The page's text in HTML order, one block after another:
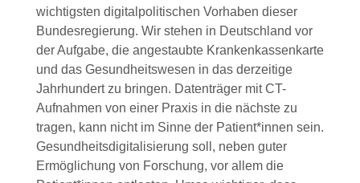
wichtigsten digitalpolitischen Vorhaben dieser
Bundesregierung. Wir stehen in Deutschland vor
der Aufgabe, die angestaubte Krankenkassenkarte
und das Gesundheitswesen in das derzeitige
Jahrhundert zu bringen. Datenträger mit CT-
Aufnahmen von einer Praxis in die nächste zu
tragen, kann nicht im Sinne der Patient*innen sein.
Gesundheitsdigitalisierung soll, neben guter
Ermöglichung von Forschung, vor allem die